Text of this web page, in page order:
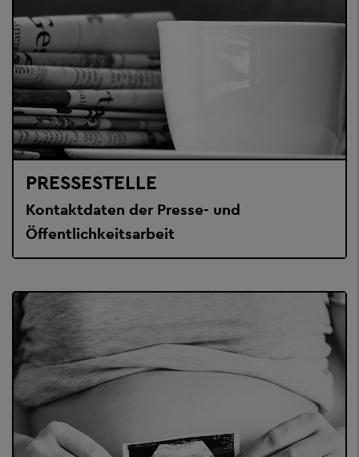
PRESSESTELLE
Kontaktdaten der Presse- und
Öffentlichkeitsarbeit